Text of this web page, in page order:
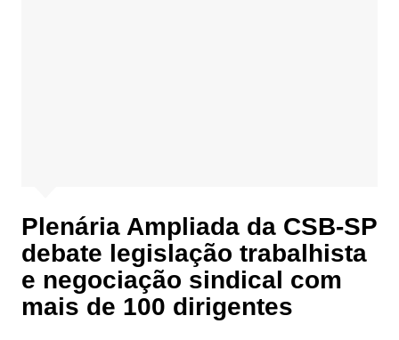
Plenária Ampliada da CSB-SP
debate legislação trabalhista
e negociação sindical com
mais de 100 dirigentes